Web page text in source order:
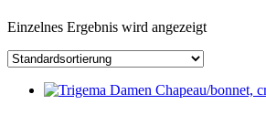
Einzelnes Ergebnis wird angezeigt